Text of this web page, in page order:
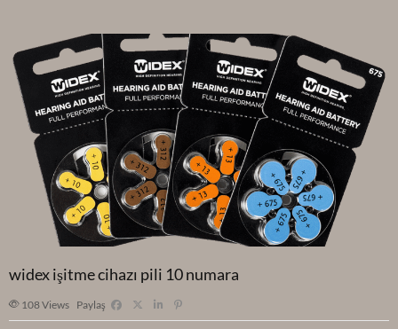
widex işitme cihazı pili 10 numara
108Views Paylaş